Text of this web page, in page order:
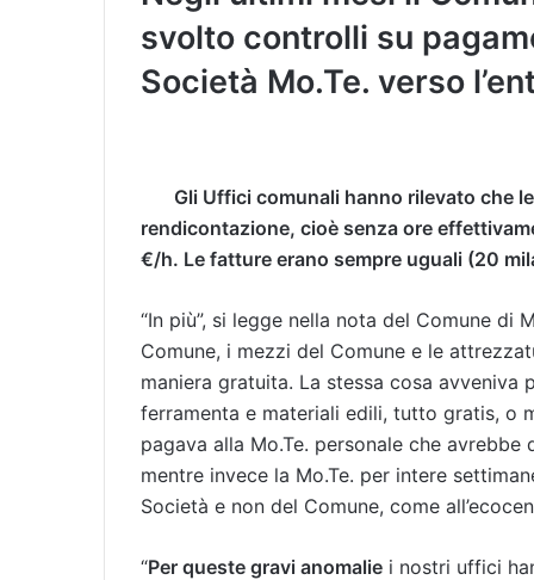
svolto controlli su
Società Mo.Te. verso
Gli Uffici comunali hanno rilevato che
rendicontazione, cioè senza ore
€/h. Le fatture erano sempre uguali (20
“In più”, si legge nella nota del Comune di
Comune, i mezzi del Comune e le
maniera gratuita. La stessa cosa
ferramenta e materiali edili, tutto gratis, o
pagava alla Mo.Te. personale che
mentre invece la Mo.Te. per intere
Società e non del Comune, come
“Per queste gravi anomalie i nostri uffici